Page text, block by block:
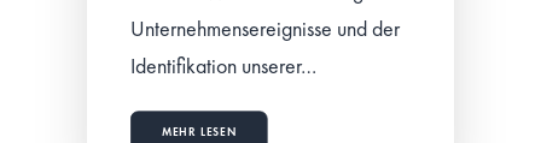
Unternehmensereignisse und der
Identifikation unserer…
MEHR LESEN